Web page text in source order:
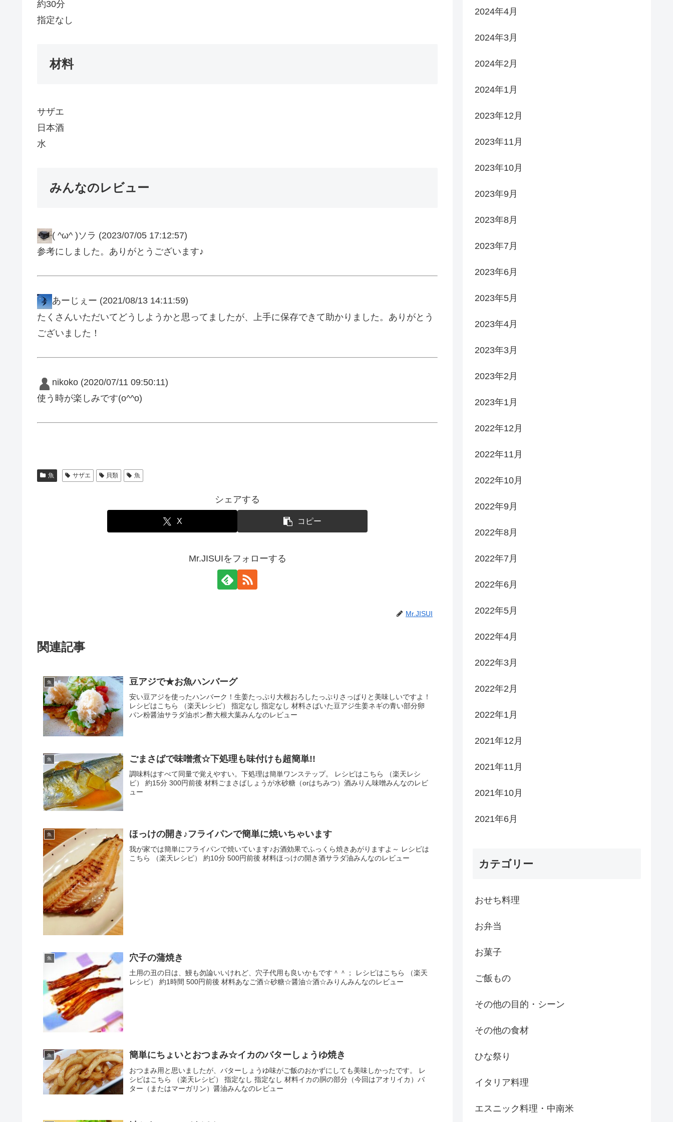
約30分
指定なし
材料
サザエ
日本酒
水
みんなのレビュー
( ^ω^ )ソラ (2023/07/05 17:12:57)
参考にしました。ありがとうございます♪
あーじぇー (2021/08/13 14:11:59)
たくさんいただいてどうしようかと思ってましたが、上手に保存できて助かりました。ありがとう
ございました！
nikoko (2020/07/11 09:50:11)
使う時が楽しみです(o^^o)
魚 サザエ 貝類 魚
シェアする
X コピー
Mr.JISUIをフォローする
Mr.JISUI
関連記事
魚 豆アジで★お魚ハンバーグ
安い豆アジを使ったハンバーク！生姜たっぷり大根おろしたっぷりさっぱりと美味しいですよ！
レシピはこちら （楽天レシピ） 指定なし 指定なし 材料さばいた豆アジ生姜ネギの青い部分卵
パン粉醤油サラダ油ポン酢大根大葉みんなのレビュー
魚 ごまさばで味噌煮☆下処理も味付けも超簡単!!
調味料はすべて同量で覚えやすい。下処理は簡単ワンステップ。 レシピはこちら （楽天レシ
ピ） 約15分 300円前後 材料ごまさばしょうが水砂糖（orはちみつ）酒みりん味噌みんなのレビ
ュー
魚 ほっけの開き♪フライパンで簡単に焼いちゃいます
我が家では簡単にフライパンで焼いています♪お酒効果でふっくら焼きあがりますよ～ レシピは
こちら （楽天レシピ） 約10分 500円前後 材料ほっけの開き酒サラダ油みんなのレビュー
魚 穴子の蒲焼き
土用の丑の日は、鰻も勿論いいけれど、穴子代用も良いかもです＾＾； レシピはこちら （楽天
レシピ） 約1時間 500円前後 材料あなご酒☆砂糖☆醤油☆酒☆みりんみんなのレビュー
魚 簡単にちょいとおつまみ☆イカのバターしょうゆ焼き
おつまみ用と思いましたが、バターしょうゆ味がご飯のおかずにしても美味しかったです。 レ
シピはこちら （楽天レシピ） 指定なし 指定なし 材料イカの胴の部分（今回はアオリイカ）バ
ター（またはマーガリン）醤油みんなのレビュー
2024年4月
2024年3月
2024年2月
2024年1月
2023年12月
2023年11月
2023年10月
2023年9月
2023年8月
2023年7月
2023年6月
2023年5月
2023年4月
2023年3月
2023年2月
2023年1月
2022年12月
2022年11月
2022年10月
2022年9月
2022年8月
2022年7月
2022年6月
2022年5月
2022年4月
2022年3月
2022年2月
2022年1月
2021年12月
2021年11月
2021年10月
2021年6月
カテゴリー
おせち料理
お弁当
お菓子
ご飯もの
その他の目的・シーン
その他の食材
ひな祭り
イタリア料理
エスニック料理・中南米